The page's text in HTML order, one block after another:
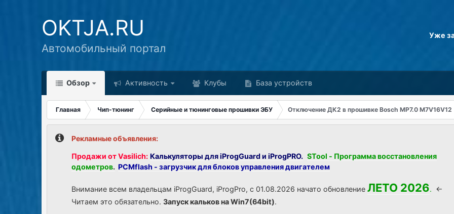
OKTJA.RU
Автомобильный портал
Уже
Обзор Активность Клубы База устройств
Главная Чип-тюнинг Серийные и тюнинговые прошивки ЭБУ Отключение ДК2 в прошивке Bosch MP7.0 M7V16V12
Рекламные объявления:
Продажи от Vasilich: Калькуляторы для iProgGuard и iProgPRO. STool - Программа восстановления
одометров. PCMflash - загрузчик для блоков управления двигателем
Внимание всем владельцам iProgGuard, iProgPro, с 01.08.2026 начато обновлениеЛЕТО 2026. <-
Читаем это обязательно.Запуск кальков на Win7(64bit).